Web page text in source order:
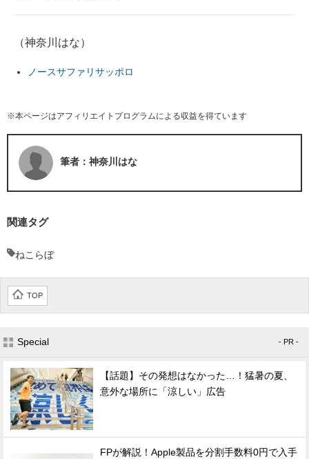
（神奈川はな）
ノースサファリサッポロ
※本ページはアフィリエイトプログラムによる収益を得ています
筆者：神奈川はな
関連タグ
ねこらぼ
TOP
Special - PR -
【話題】その発想はなかった…！猛暑の夏、
意外な場所に「涼しい」広告
FPが解説！Apple製品を分割手数料0円で入手